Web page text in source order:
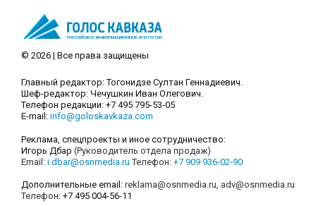
© 2026 | Все права защищены
Главный редактор: Тогонидзе Султан Геннадиевич.
Шеф-редактор: Чечушкин Иван Олегович.
Телефон редакции: +7 495 795-53-05
E-mail: info@goloskavkaza.com
Реклама, спецпроекты и иное сотрудничество:
Игорь Дбар (Руководитель отдела продаж)
Email: i.dbar@osnmedia.ru Телефон: +7 909 936-02-90
Дополнительные email: reklama@osnmedia.ru, adv@osnmedia.ru
Телефон: +7 495 004-56-11